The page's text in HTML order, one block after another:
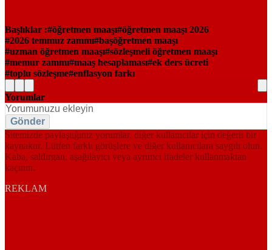
Başlıklar : öğretmen maaşı öğretmen maaşı 2026
2026 temmuz zammı başöğretmen maaşı
uzman öğretmen maaşı sözleşmeli öğretmen maaşı
memur zammı maaş hesaplaması ek ders ücreti
toplu sözleşme enflasyon farkı
Yorumlar
Gönder
Sitemizde paylaştığınız yorumlar, diğer kullanıcılar için değerli bir
kaynaktır. Lütfen farklı görüşlere ve diğer kullanıcılara saygılı olun.
Kaba, saldırgan, aşağılayıcı veya ayrımcı ifadeler kullanmaktan
kaçının.
REKLAM